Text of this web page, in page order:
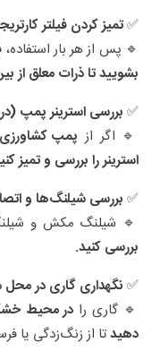
✅تمیز کردن فیلتر
🔹 پس از هر بار
بشویید تا ذرات معلق از
✅ بررسی استرینر پمپ
🔹 اگر از پمپ کشاورزی
استرینر را بررسی و تمیز
✅بررسی شیلنگ‌ها و
🔹 شیلنگ مکش و
بررسی کنید.
✅نگهداری گاری در
🔹 گاری را در محیط
دهیدتا از زنگ‌زدگی یا